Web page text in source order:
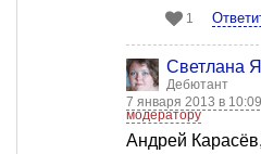
1
Светлана
Дебютант
7 января 2013 в 10:09
модератору
Андрей